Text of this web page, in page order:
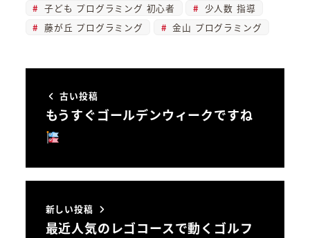
子ども プログラミング 初心者
少人数 指導
藤が丘 プログラミング
金山 プログラミング
古い投稿
もうすぐゴールデンウィークですね
新しい投稿
最近人気のレゴコースで動くゴルフ